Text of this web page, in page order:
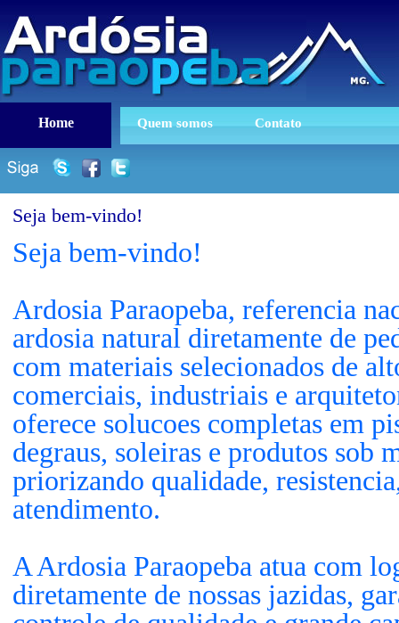
Home Quem somos Contato
Seja bem-vindo!
Seja bem-vindo!
Ardosia Paraopeba, referencia
ardosia natural diretamente de
com materiais selecionados de
comerciais, industriais e
oferece solucoes completas em
degraus, soleiras e produtos sob
priorizando qualidade,
atendimento.
A Ardosia Paraopeba atua com
diretamente de nossas jazidas,